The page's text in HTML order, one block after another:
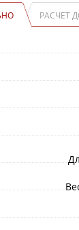
РАСЧЕТ